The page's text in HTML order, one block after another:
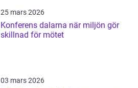
25 mars 2026
Konferens dalarna när miljön gör
skillnad för mötet
03 mars 2026